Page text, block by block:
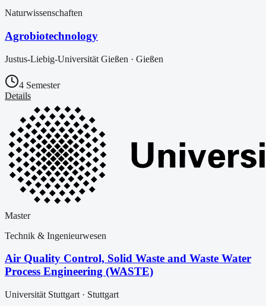
Naturwissenschaften
Agrobiotechnology
Justus-Liebig-Universität Gießen · Gießen
4 Semester
Details
Master
Technik & Ingenieurwesen
Air Quality Control, Solid Waste and Waste Water
Process Engineering (WASTE)
Universität Stuttgart · Stuttgart